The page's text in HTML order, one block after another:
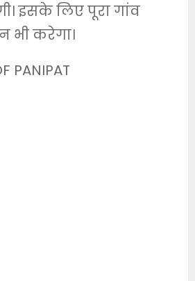
इसके लिए पूरा गांव
भी करेगा।
PANIPAT